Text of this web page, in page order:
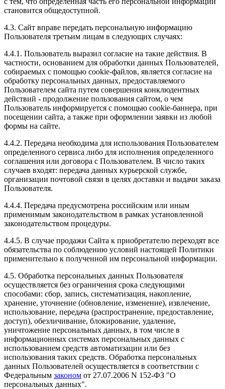
становится общедоступной.
4.3. Сайт вправе передать персональную информацию
Пользователя третьим лицам в следующих случаях:
4.4.1. Пользователь выразил согласие на такие действия. В
частности, основанием для обработки данных Пользователей,
собираемых с помощью cookie-файлов, является согласие на
обработку персональных данных, предоставляемого
Пользователем сайта путем совершения конклюдентных
действий - продолжение пользования сайтом, о чем
Пользователь информируется с помощью cookie-баннера, при
посещении сайта, а также при оформлении заявки из любой
формы на сайте.
4.4.2. Передача необходима для использования Пользователем
определенного сервиса либо для исполнения определенного
соглашения или договора с Пользователем. В число таких
случаев входят: передача данных курьерской службе,
организации почтовой связи в целях доставки и выдачи заказа
Пользователя.
4.4.4. Передача предусмотрена российским или иным
применимым законодательством в рамках установленной
законодательством процедуры.
4.4.5. В случае продажи Сайта к приобретателю переходят все
обязательства по соблюдению условий настоящей Политики
применительно к полученной им персональной информации.
4.5. Обработка персональных данных Пользователя
осуществляется без ограничения срока следующими
способами: сбор, запись, систематизация, накопление,
хранение, уточнение (обновление, изменение), извлечение,
использование, передача (распространение, предоставление,
доступ), обезличивание, блокирование, удаление,
уничтожение персональных данных, в том числе в
информационных системах персональных данных с
использованием средств автоматизации или без
использования таких средств. Обработка персональных
данных Пользователей осуществляется в соответствии с
Федеральным законом от 27.07.2006 N 152-ФЗ "О
персональных данных".